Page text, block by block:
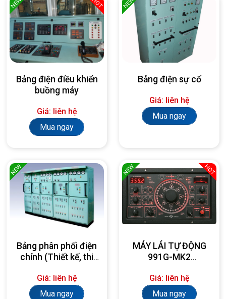
NEW HOT
Bảng điện điều khiển
buồng máy
Giá: liên hệ
Mua ngay
NEW
Bảng điện sự cố
Giá: liên hệ
Mua ngay
NEW
Bảng phân phối điện
chính (Thiết kế, thi
yêu cầu)
Giá: liên hệ
Mua ngay
NEW HOT
MÁY LÁI TỰ ĐỘNG
991G-MK2
Giá: liên hệ
Mua ngay